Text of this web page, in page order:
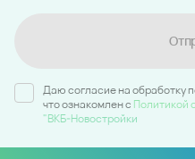
Даю согласие на обработку
что ознакомлен c Политикой
"ВКБ-Новостройки